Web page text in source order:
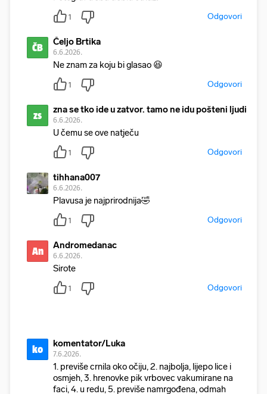
1 Odgovori
ČB Čeljo Brtika
6.6.2026.
Ne znam za koju bi glasao 😆
1 Odgovori
zs zna se tko ide u zatvor. tamo ne idu pošteni ljudi
6.6.2026.
U čemu se ove natječu
1 Odgovori
tihhana007
6.6.2026.
Plavusa je najprirodnija🤣
1 Odgovori
An Andromedanac
6.6.2026.
Sirote
1 Odgovori
ko komentator/Luka
7.6.2026.
1. previše crnila oko očiju, 2. najbolja, lijepo lice i
osmjeh, 3. hrenovke pik vrbovec vakumirane na
faci, 4. u redu, 5. previše namrgođena, odmah